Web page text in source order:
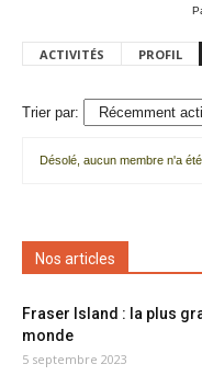
ACTIVITÉS PROFIL
Trier par:
amis
Désolé, aucun membre n'a
Nos articles
Fraser Island : la plus
monde
5 septembre 2023